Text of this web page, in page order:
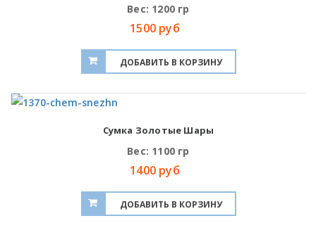
Вес: 1200 гр
1500 руб
Сумка Золотые Шары
Вес: 1100 гр
1400 руб